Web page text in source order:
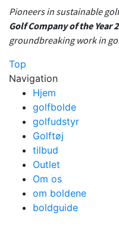
Pioneers in sustainable
Golf Company of the Year
groundbreaking work in
Top
Navigation
Hjem
golfbolde
golfudstyr
Golftøj
tilbud
Outlet
Om os
om boldene
boldguide